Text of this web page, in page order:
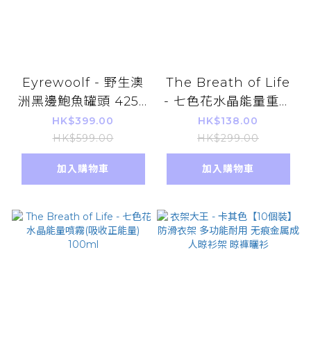
Eyrewoolf - 野生澳
洲黑邊鮑魚罐頭 425g
(純天然澳生長 每罐1
隻 人手捕獲)
HK$399.00
HK$599.00
加入購物車
The Breath of Life
- 七色花水晶能量重啟
噴霧(去負能量)
100ml
HK$138.00
HK$299.00
加入購物車